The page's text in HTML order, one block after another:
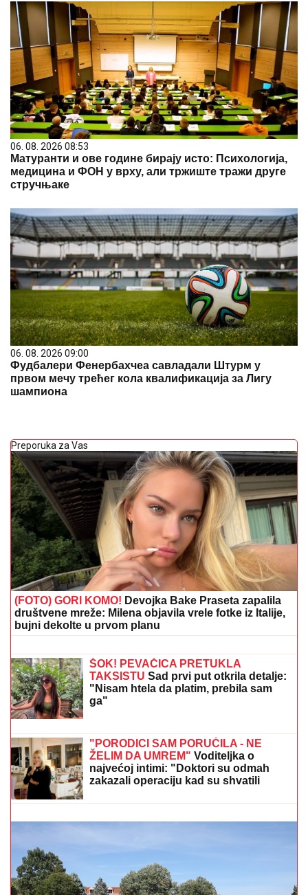
23. 07. 2026 12:47
Letnje večeri u gradu više nisu rezervisane za vikend:
Zašto sve više ljudi bira večeru koja se spontano
pretvori u druženje
15. 07. 2026 07:44
Većina građana izgubi novac pre nego što stigne na
letovanje - ovih 7 troškova skoro niko ne planira
03. 08. 2026 13:23
Hibrid broj 1 koji osvaja Evropu, sada po specijalnoj
akcijskoj ceni od 19.990€ do 31.8.
06. 08. 2026 10:06
Određeni tačni datumi iznošenja završnih reči u